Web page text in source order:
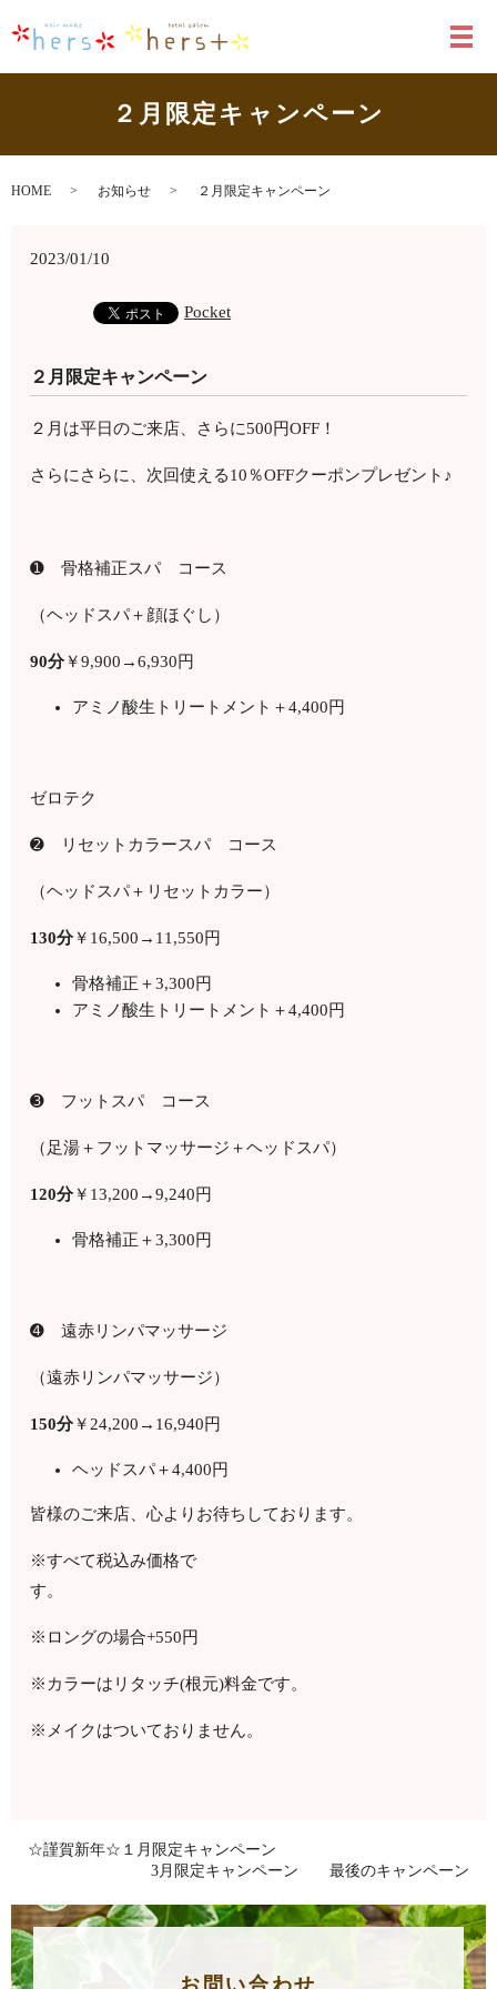
メ
２月限定キャンペーン
HOME お知らせ ２月限定キャンペーン
2023/01/10
Pocket
２月限定キャンペーン
２月は平日のご来店、さらに500円OFF！
さらにさらに、次回使える10％OFFクーポンプレゼント♪
➊ 骨格補正スパ コース
（ヘッドスパ＋顔ほぐし）
90分￥9,900 →6,930円
アミノ酸生トリートメント＋4,400円
ゼロテク
➋ リセットカラースパ コース
（ヘッドスパ＋リセットカラー）
130分￥ 16,500 →11,550円
骨格補正＋3,300円
アミノ酸生トリートメント＋4,400円
➌ フットスパ コース
（足湯＋フットマッサージ＋ヘッドスパ）
120分￥ 13,200 →9,240円
骨格補正＋3,300円
➍ 遠赤リンパマッサージ
（遠赤リンパマッサージ）
150分￥ 24,200 →16,940円
ヘッドスパ＋4,400円
皆様のご来店、心よりお待ちしております。
※すべて税込み価格で
す。
※ロングの場合+550円
※カラーはリタッチ(根元)料金です。
※メイクはついておりません。
☆謹賀新年☆１月限定キャンペーン
3月限定キャンペーン 最後のキャンペーン